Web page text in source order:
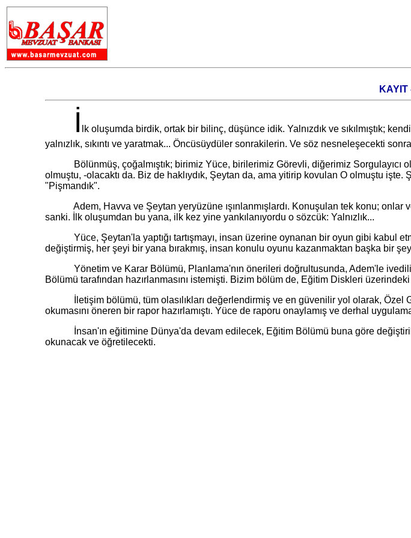
KAYIT
İ lk oluşumda birdik, ortak bir bilinç, düşünce idik. Yalnızdık ve sıkılmıştık;
yalnızlık, sıkıntı ve yaratmak... Öncüsüydüler sonrakilerin. Ve söz nesneleşecekti
Bölünmüş, çoğalmıştık; birimiz Yüce, birilerimiz Görevli, diğerimiz Sorgulayıcı
olmuştu, -olacaktı da. Biz de haklıydık, Şeytan da, ama yitirip kovulan O olmuştu
"Pişmandık".
Adem, Havva ve Şeytan yeryüzüne ışınlanmışlardı. Konuşulan tek konu; onlar
sanki. İlk oluşumdan bu yana, ilk kez yine yankılanıyordu o sözcük: Yalnızlık...
Yüce, Şeytan'la yaptığı tartışmayı, insan üzerine oynanan bir oyun gibi kabul
değiştirmiş, her şeyi bir yana bırakmış, insan konulu oyunu kazanmaktan başka bir
Yönetim ve Karar Bölümü, Planlama'nın önerileri doğrultusunda, Adem'le
Bölümü tarafından hazırlanmasını istemişti. Bizim bölüm de, Eğitim Diskleri
İletişim bölümü, tüm olasılıkları değerlendirmiş ve en güvenilir yol olarak, Özel
okumasını öneren bir rapor hazırlamıştı. Yüce de raporu onaylamış ve derhal
İnsan'ın eğitimine Dünya'da devam edilecek, Eğitim Bölümü buna göre
okunacak ve öğretilecekti.